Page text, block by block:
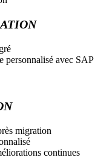
personnalisé avec SAP
migration
continues